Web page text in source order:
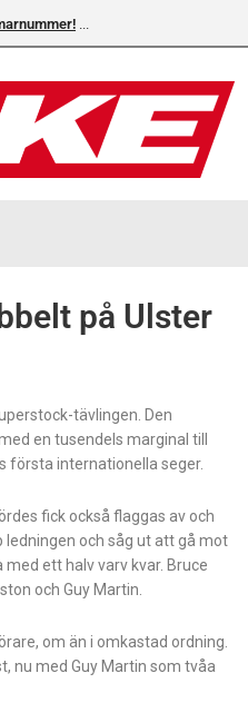
på Ulster
tävlingen. Den
en tusendels marginal till
första internationella seger.
fick också flaggas av och
ledningen och såg ut att gå mot
ett halv varv kvar. Bruce
och Guy Martin.
om än i omkastad ordning.
nu med Guy Martin som tvåa